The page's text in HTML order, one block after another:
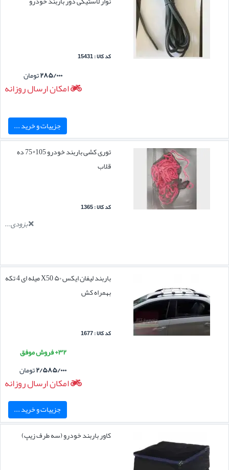
کد کالا : 15431
۲۸۵/۰۰۰تومان
امکان ارسال روزانه
جزییات و خرید ...
توری کشی باربند خودرو 105*75 ده
قلاب
کد کالا : 1365
بزودی...
باربند لیفان ایکس ۵۰ X50 میله ای 4 تکه
بهمراه کش
کد کالا : 1677
۳۲+ فروش موفق
۲/۵۸۵/۰۰۰تومان
امکان ارسال روزانه
جزییات و خرید ...
کاور باربند خودرو (سه طرف زیپ)